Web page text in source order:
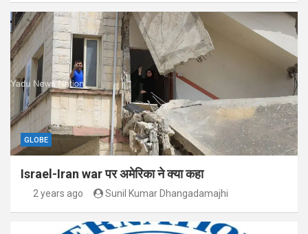
GLOBE
Israel-Iran war पर अमेरिका ने क्या कहा
2 years ago Sunil Kumar Dhangadamajhi